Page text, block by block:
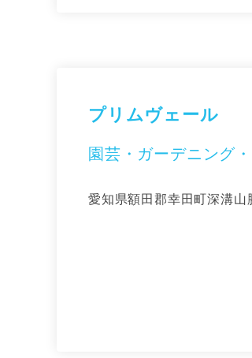
プリムヴェール
園芸・ガーデニング
愛知県額田郡幸田町深溝山